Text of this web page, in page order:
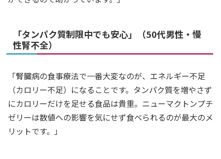
「タンパク質制限中でも安心」（50代男性・慢
性腎不全）
「腎臓病の食事療法で一番大変なのが、エネルギー不足
（カロリー不足）になることです。タンパク質を増やさず
にカロリーだけを足せる食品は貴重。ニューマクトンプチ
ゼリーは数値への影響を気にせず食べられるのが最大のメ
リットです。」